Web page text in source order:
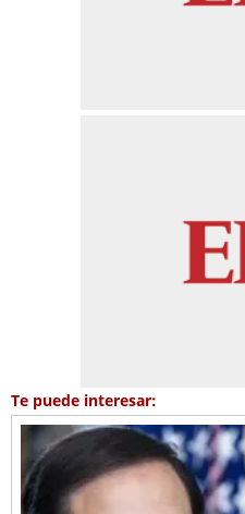
Te puede interesar: